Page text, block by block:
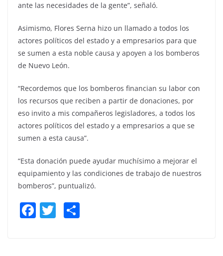
ante las necesidades de la gente”, señaló.
Asimismo, Flores Serna hizo un llamado a todos los
actores políticos del estado y a empresarios para que
se sumen a esta noble causa y apoyen a los bomberos
de Nuevo León.
“Recordemos que los bomberos financian su labor con
los recursos que reciben a partir de donaciones, por
eso invito a mis compañeros legisladores, a todos los
actores políticos del estado y a empresarios a que se
sumen a esta causa”.
“Esta donación puede ayudar muchísimo a mejorar el
equipamiento y las condiciones de trabajo de nuestros
bomberos”, puntualizó.
F T